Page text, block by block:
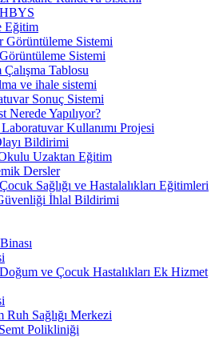
Eğitim
Görüntüleme Sistemi
Sistemi
Tablosu
ve ihale sistemi
Sonuç Sistemi
Nerede Yapılıyor?
Laboratuvar Kullanımı Projesi
Bildirimi
Uzaktan Eğitim
Dersler
Çocuk Sağlığı ve Hastalalıkları Eğitimleri
İhlal Bildirimi
ve Çocuk Hastalıkları Ek Hizmet
Ruh Sağlığı Merkezi
Polikliniği